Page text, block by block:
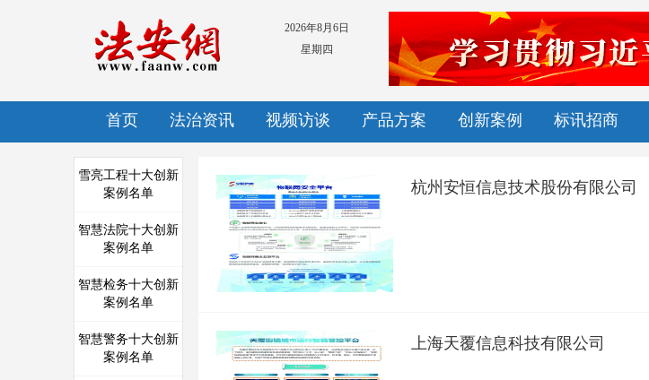
2026年8月6日
星期四
首页 法治资讯 视频访谈 产品方案 创新案例 标讯招商
雪亮工程十大创新
案例名单
智慧法院十大创新
案例名单
智慧检务十大创新
案例名单
智慧警务十大创新
案例名单
杭州安恒信息技术股份有限公司
上海天覆信息科技有限公司